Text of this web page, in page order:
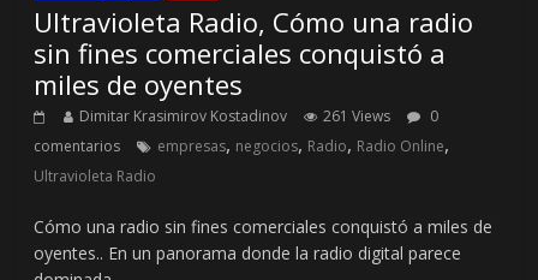
Ultravioleta Radio, Cómo una radio
sin fines comerciales conquistó a
miles de oyentes
Dimitar Krasimirov Kostadinov 261 Views
0
comentarios
empresas, negocios, Radio, Radio Online,
Ultravioleta Radio
Cómo una radio sin fines comerciales conquistó a miles de
oyentes.. En un panorama donde la radio digital parece